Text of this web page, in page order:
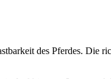
des Pferdes.